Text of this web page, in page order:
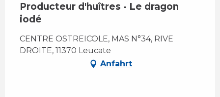
Producteur d'huîtres - Le dragon
iodé
CENTRE OSTREICOLE, MAS N°34, RIVE
DROITE, 11370 Leucate
Anfahrt